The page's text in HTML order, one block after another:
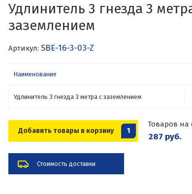
Удлинитель 3 гнезда 3
заземлением
Артикул: SBE-16-3-03-Z
Наименование
Удлинитель 3 гнезда 3 метра с заземлением
Добавить товары в корзину 1
Товаров на
287 руб.
Стоимость доставки